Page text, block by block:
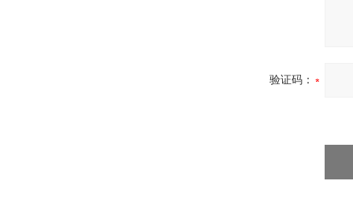
验证码：